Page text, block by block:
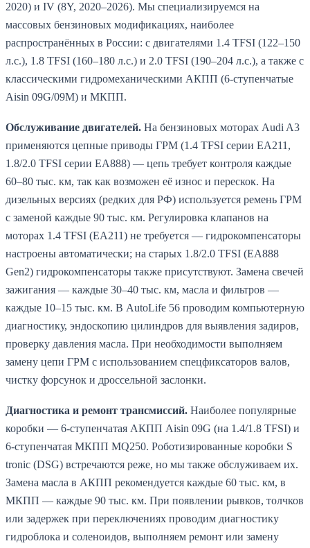
2020) и IV (8Y, 2020–2026). Мы специализируемся на
массовых бензиновых модификациях, наиболее
распространённых в России: с двигателями 1.4 TFSI (122–150
л.с.), 1.8 TFSI (160–180 л.с.) и 2.0 TFSI (190–204 л.с.), а также с
классическими гидромеханическими АКПП (6-ступенчатые
Aisin 09G/09M) и МКПП.
Обслуживание двигателей. На бензиновых моторах Audi A3
применяются цепные приводы ГРМ (1.4 TFSI серии EA211,
1.8/2.0 TFSI серии EA888) — цепь требует контроля каждые
60–80 тыс. км, так как возможен её износ и перескок. На
дизельных версиях (редких для РФ) используется ремень ГРМ
с заменой каждые 90 тыс. км. Регулировка клапанов на
моторах 1.4 TFSI (EA211) не требуется — гидрокомпенсаторы
настроены автоматически; на старых 1.8/2.0 TFSI (EA888
Gen2) гидрокомпенсаторы также присутствуют. Замена свечей
зажигания — каждые 30–40 тыс. км, масла и фильтров —
каждые 10–15 тыс. км. В AutoLife 56 проводим компьютерную
диагностику, эндоскопию цилиндров для выявления задиров,
проверку давления масла. При необходимости выполняем
замену цепи ГРМ с использованием спецфиксаторов валов,
чистку форсунок и дроссельной заслонки.
Диагностика и ремонт трансмиссий. Наиболее популярные
коробки — 6-ступенчатая АКПП Aisin 09G (на 1.4/1.8 TFSI) и
6-ступенчатая МКПП MQ250. Роботизированные коробки S
tronic (DSG) встречаются реже, но мы также обслуживаем их.
Замена масла в АКПП рекомендуется каждые 60 тыс. км, в
МКПП — каждые 90 тыс. км. При появлении рывков, толчков
или задержек при переключениях проводим диагностику
гидроблока и соленоидов, выполняем ремонт или замену